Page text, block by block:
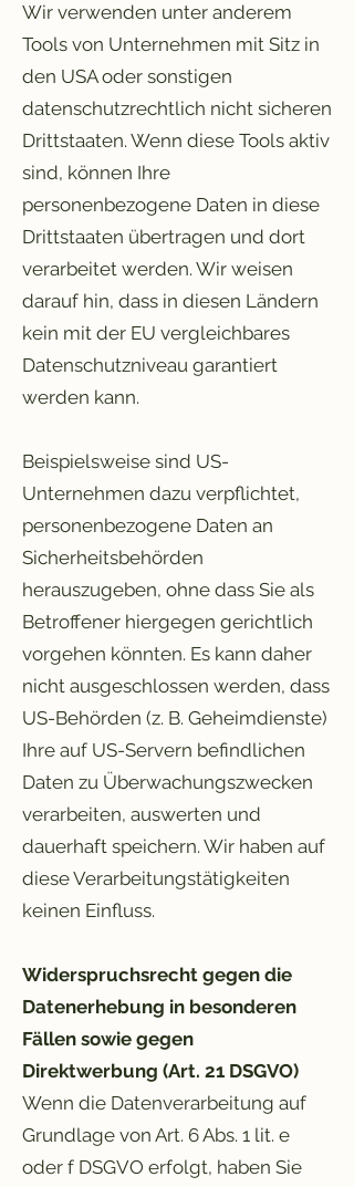
Wir verwenden unter anderem
Tools von Unternehmen mit Sitz in
den USA oder sonstigen
datenschutzrechtlich nicht sicheren
Drittstaaten. Wenn diese Tools aktiv
sind, können Ihre
personenbezogene Daten in diese
Drittstaaten übertragen und dort
verarbeitet werden. Wir weisen
darauf hin, dass in diesen Ländern
kein mit der EU vergleichbares
Datenschutzniveau garantiert
werden kann.
Beispielsweise sind US-
Unternehmen dazu verpflichtet,
personenbezogene Daten an
Sicherheitsbehörden
herauszugeben, ohne dass Sie als
Betroffener hiergegen gerichtlich
vorgehen könnten. Es kann daher
nicht ausgeschlossen werden, dass
US-Behörden (z. B. Geheimdienste)
Ihre auf US-Servern befindlichen
Daten zu Überwachungszwecken
verarbeiten, auswerten und
dauerhaft speichern. Wir haben auf
diese Verarbeitungstätigkeiten
keinen Einfluss.
Widerspruchsrecht gegen die
Datenerhebung in besonderen
Fällen sowie gegen
Direktwerbung (Art. 21 DSGVO)
Wenn die Datenverarbeitung auf
Grundlage von Art. 6 Abs. 1 lit. e
oder f DSGVO erfolgt, haben Sie